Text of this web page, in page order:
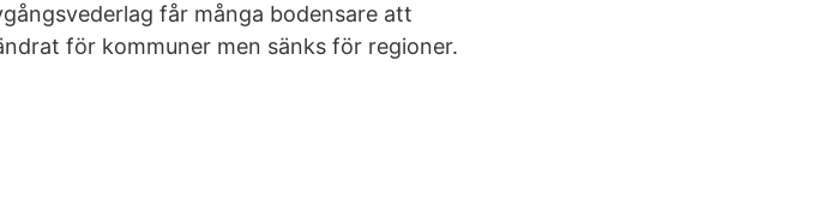
får många bodensare att
för kommuner men sänks för regioner.